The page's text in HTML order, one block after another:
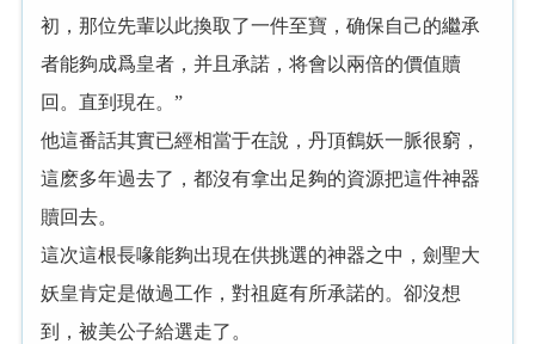
初，那位先輩以此換取了一件至寶，确保自己的繼承
者能夠成爲皇者，并且承諾，将會以兩倍的價值贖
回。直到現在。”
他這番話其實已經相當于在說，丹頂鶴妖一脈很窮，
這麽多年過去了，都沒有拿出足夠的資源把這件神器
贖回去。
這次這根長喙能夠出現在供挑選的神器之中，劍聖大
妖皇肯定是做過工作，對祖庭有所承諾的。卻沒想
到，被美公子給選走了。